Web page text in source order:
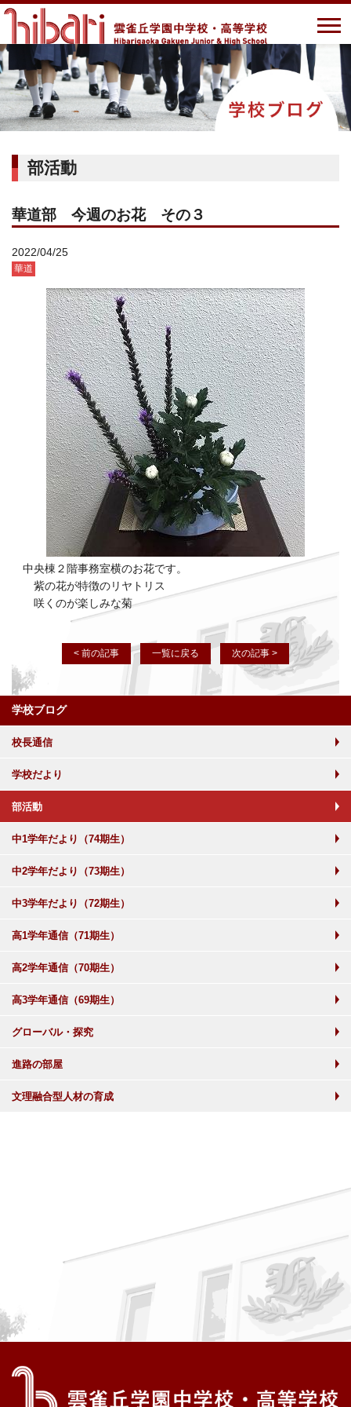
部活動
華道部 今週のお花 その３
2022/04/25
華道
中央棟２階事務室横のお花です。
紫の花が特徴のリヤトリス
咲くのが楽しみな菊
< 前の記事 一覧に戻る 次の記事 >
学校ブログ
校長通信
学校だより
部活動
中1学年だより（74期生）
中2学年だより（73期生）
中3学年だより（72期生）
高1学年通信（71期生）
高2学年通信（70期生）
高3学年通信（69期生）
グローバル・探究
進路の部屋
文理融合型人材の育成